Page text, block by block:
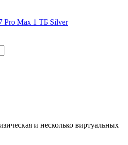
Pro Max 1 ТБ Silver
и несколько виртуальных